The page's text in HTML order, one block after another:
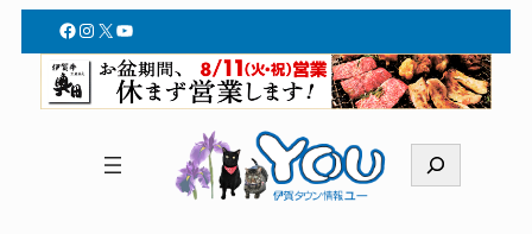
Facebook
Instagram
X YouTube
索